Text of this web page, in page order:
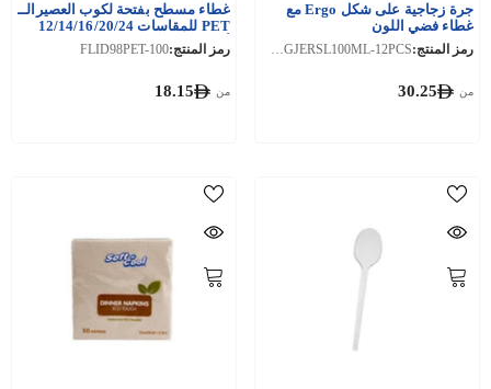
جرة زجاجية على شكل Ergo مع
غطاء فضي اللون
رمز المنتج: HSMGJERSL100ML-12PCS
من 30.25
غطاء مسطح بفتحة لكوب العصيرالــ
PET للمقاسات 12/14/16/20/24
أونصة قطر98
رمز المنتج:FLID98PET-100
من 18.15